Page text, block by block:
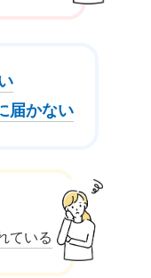
届かない
ている